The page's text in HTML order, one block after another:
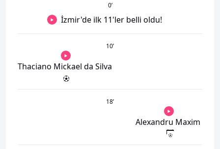
0’
İzmir'de ilk 11'ler belli oldu!
10’
Thaciano Mickael da Silva
18’
Alexandru Maxim